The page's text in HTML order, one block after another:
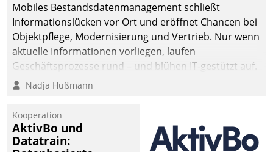
Mobiles Bestandsdatenmanagement schließt
Informationslücken vor Ort und eröffnet Chancen bei
Objektpflege, Modernisierung und Vertrieb. Nur wenn
aktuelle Informationen vorliegen, laufen
Geschäftsprozesse rund – und blühen IT-gestützt auf.
Nadja Hußmann
Kooperation
AktivBo und
Datatrain: